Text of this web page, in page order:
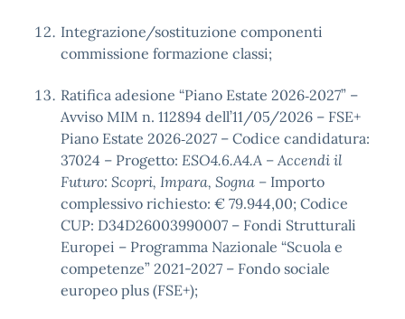
Integrazione/sostituzione componenti
commissione formazione classi;
Ratifica adesione “Piano Estate 2026‑2027” –
Avviso MIM n. 112894 dell’11/05/2026 – FSE+
Piano Estate 2026‑2027 – Codice candidatura:
37024 – Progetto: ESO4.6.A4.A – Accendi il
Futuro: Scopri, Impara, Sogna – Importo
complessivo richiesto: € 79.944,00; Codice
CUP: D34D26003990007 – Fondi Strutturali
Europei – Programma Nazionale “Scuola e
competenze” 2021-2027 – Fondo sociale
europeo plus (FSE+);